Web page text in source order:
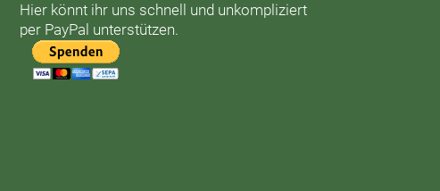
Hier könnt ihr uns schnell und unkompliziert
per PayPal unterstützen.